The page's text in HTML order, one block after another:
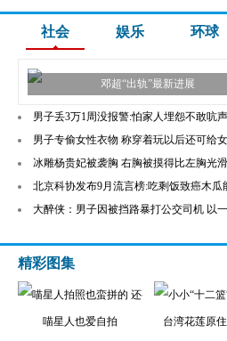
社会 娱乐 环球
邓超“出轨”最新进展
男子丢3万1周没报警:怕家人埋怨不敢吭
男子专偷女性衣物 称穿着玩以后还可给
冰雕杨贵妃被袭胸 右胸被摸得比左胸光滑
北京科协发布9月流言榜:吃剩饭致癌木瓜
大醉侠：男子因被挡路暴打公交司机 以
精彩图集
喵星人也爱自拍 台湾花莲原